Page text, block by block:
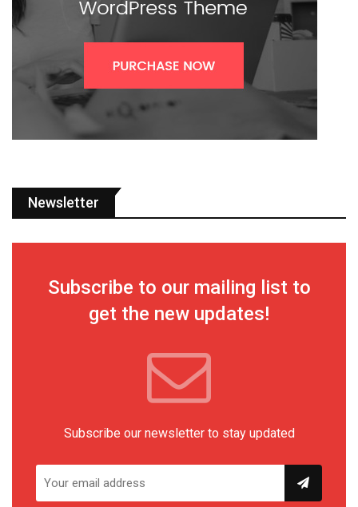
Newsletter
Subscribe to our mailing list to
get the new updates!
Subscribe our newsletter to stay updated